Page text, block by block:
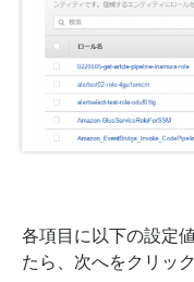
各項目に以下の設定
たら、次へをクリッ